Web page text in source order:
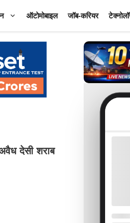
ऑटोमोबाइल जॉब-करियर
देसी शराब